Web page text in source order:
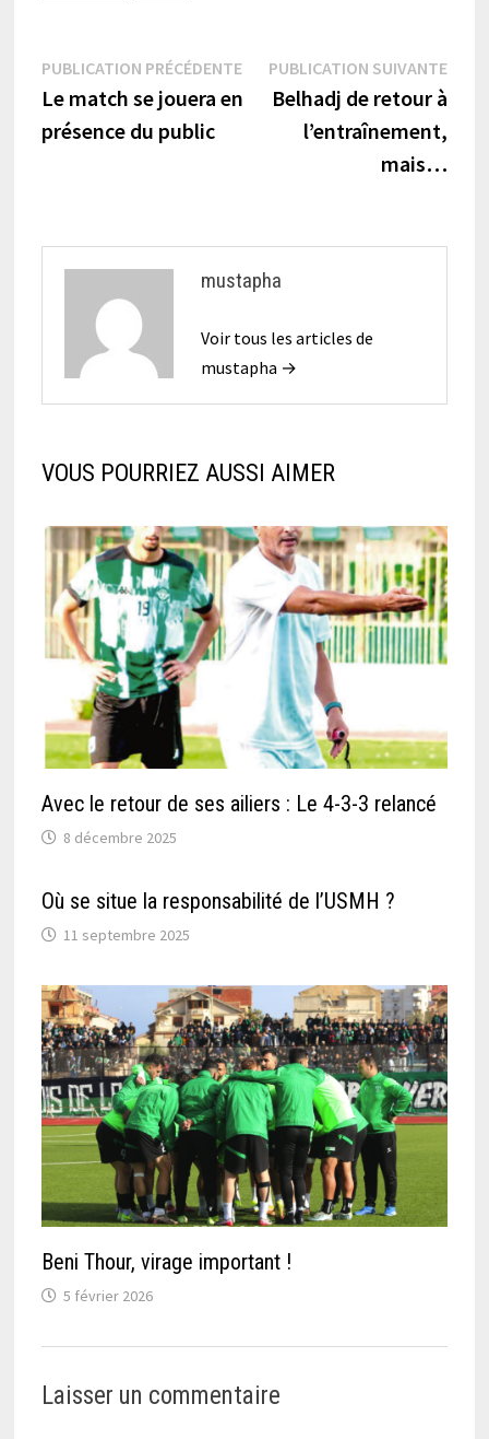
Navigation
de
l’article
PUBLICATION PRÉCÉDENTEPublication
précédente :
Le match se jouera en
présence du public
PUBLICATION SUIVANTE
Belhadj de retour à
l’entraînement,
mais…
mustapha
Voir tous les articles de
mustapha →
VOUS POURRIEZ AUSSI AIMER
Avec le retour de ses ailiers : Le 4-3-3 relancé
8 décembre 2025
Où se situe la responsabilité de l’USMH ?
11 septembre 2025
Beni Thour, virage important !
5 février 2026
Laisser un commentaire